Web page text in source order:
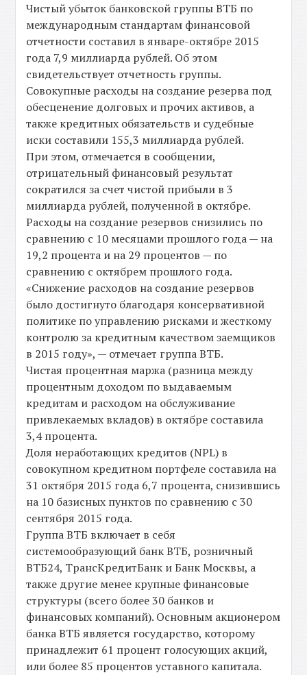
Чистый убыток банковской группы ВТБ по
международным стандартам финансовой
отчетности составил в январе-октябре 2015
года 7,9 миллиарда рублей. Об этом
свидетельствует отчетность группы.
Совокупные расходы на создание резерва под
обесценение долговых и прочих активов, а
также кредитных обязательств и судебные
иски составили 155,3 миллиарда рублей.
При этом, отмечается в сообщении,
отрицательный финансовый результат
сократился за счет чистой прибыли в 3
миллиарда рублей, полученной в октябре.
Расходы на создание резервов снизились по
сравнению с 10 месяцами прошлого года — на
19,2 процента и на 29 процентов — по
сравнению с октябрем прошлого года.
«Снижение расходов на создание резервов
было достигнуто благодаря консервативной
политике по управлению рисками и жесткому
контролю за кредитным качеством заемщиков
в 2015 году», — отмечает группа ВТБ.
Чистая процентная маржа (разница между
процентным доходом по выдаваемым
кредитам и расходом на обслуживание
привлекаемых вкладов) в октябре составила
3,4 процента.
Доля неработающих кредитов (NPL) в
совокупном кредитном портфеле составила на
31 октября 2015 года 6,7 процента, снизившись
на 10 базисных пунктов по сравнению с 30
сентября 2015 года.
Группа ВТБ включает в себя
системообразующий банк ВТБ, розничный
ВТБ24, ТрансКредитБанк и Банк Москвы, а
также другие менее крупные финансовые
структуры (всего более 30 банков и
финансовых компаний). Основным акционером
банка ВТБ является государство, которому
принадлежит 61 процент голосующих акций,
или более 85 процентов уставного капитала.